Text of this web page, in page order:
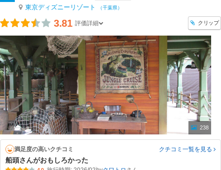
東京ディズニーリゾート （千葉県）
3.81 評価詳細 クリップ
238
満足度の高いクチコミ クチコミ一覧を見る
船頭さんがおもしろかった